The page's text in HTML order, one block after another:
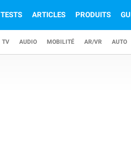
TESTS ARTICLES PRODUITS
TV AUDIO MOBILITÉ AR/VR AUTO